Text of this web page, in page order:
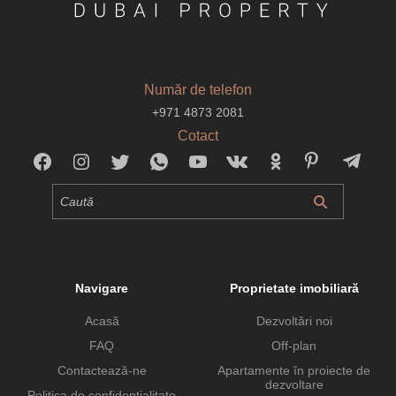
Număr de telefon
+971 4873 2081
Cotact
Navigare
Acasă
FAQ
Contactează-ne
Proprietate imobiliară
Dezvoltări noi
Off-plan
Apartamente în proiecte de
dezvoltare